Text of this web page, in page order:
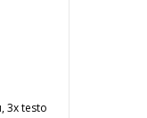
3x testo